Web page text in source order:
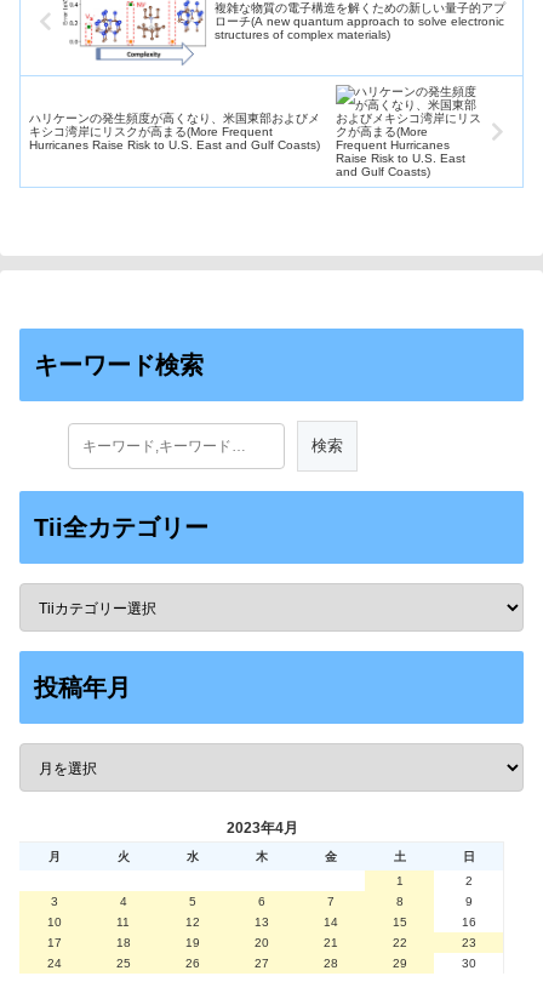
複雑な物質の電子構造を解くための新しい量子的アプ
ローチ(A new quantum approach to solve electronic
structures of complex materials)
ハリケーンの発生頻度が高くなり、米国東部およびメ
キシコ湾岸にリスクが高まる(More Frequent
Hurricanes Raise Risk to U.S. East and Gulf Coasts)
キーワード検索
Tii全カテゴリー
投稿年月
2023年4月
月 火 水 木 金 土
日
1
2
3
4 5 6 7 8
9
10
11 12 13 14 15
16
17
18 19 20 21 22
23
24
25 26 27 28 29 30